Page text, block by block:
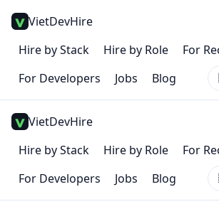
VietDevHire
Hire by Stack
Hire by Role
For
For Developers
Jobs Blog
VietDevHire
Hire by Stack
Hire by Role
For
For Developers
Jobs Blog